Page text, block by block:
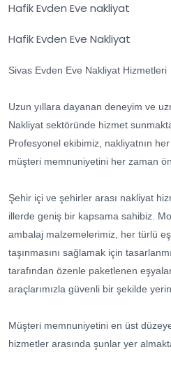
Hafik Evden Eve nakliyat
Hafik Evden Eve Nakliyat
Sivas Evden Eve Nakliyat Hizmetleri
Uzun yıllara dayanan deneyim ve
Nakliyat sektöründe hizmet
Profesyonel ekibimiz, nakliyatnın
müşteri memnuniyetini her zaman
Şehir içi ve şehirler arası nakliyat
illerde geniş bir kapsama sahibiz.
ambalaj malzemelerimiz, her türlü
taşınmasını sağlamak için
tarafından özenle paketlenen
araçlarımızla güvenli bir şekilde
Müşteri memnuniyetini en üst
hizmetler arasında şunlar yer